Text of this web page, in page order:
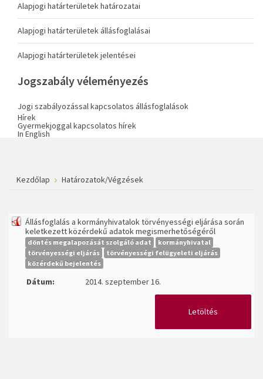
Alapjogi határterületek határozatai
Alapjogi határterületek állásfoglalásai
Alapjogi határterületek jelentései
Jogszabály véleményezés
Jogi szabályozással kapcsolatos állásfoglalások
Hírek
Gyermekjoggal kapcsolatos hírek
In English
Kezdőlap Határozatok/Végzések
Állásfoglalás a kormányhivatalok törvényességi eljárása során
keletkezett közérdekű adatok megismerhetőségéről
döntés megalapozását szolgáló adat
kormányhivatal
törvényességi eljárás
törvényességi felügyeleti eljárás
közérdekű bejelentés
Dátum: 2014. szeptember 16.
Letöltés